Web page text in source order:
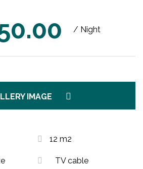
/ Night
IMAGE
12 m2
TV cable